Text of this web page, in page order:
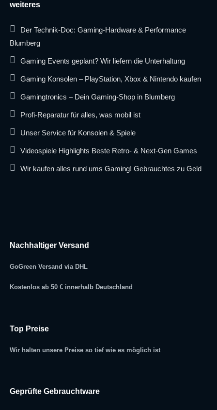
weiteres
Der Technik-Doc: Gaming-Hardware & Performance
Blumberg
Gaming Events geplant? Wir liefern die Unterhaltung
Gaming Konsolen – PlayStation, Xbox & Nintendo kaufen
Gamingtronics – Dein Gaming-Shop in Blumberg
Profi-Reparatur für alles, was mobil ist
Unser Service für Konsolen & Spiele
Videospiele Highlights Beste Retro- & Next-Gen Games
Wir kaufen alles rund ums Gaming! Gebrauchtes zu Geld
Nachhaltiger Versand
GoGreen Versand via DHL
Kostenlos ab 50 € innerhalb Deutschland
Top Preise
Wir halten unsere Preise so tief wie es möglich ist
Geprüfte Gebrauchtware